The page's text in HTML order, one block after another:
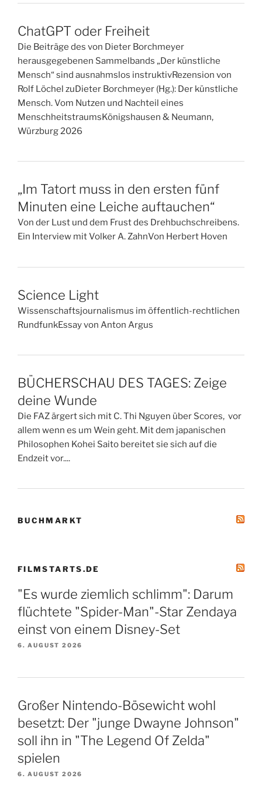
ChatGPT oder Freiheit
Die Beiträge des von Dieter Borchmeyer
herausgegebenen Sammelbands „Der künstliche
Mensch“ sind ausnahmslos instruktivRezension von
Rolf Löchel zuDieter Borchmeyer (Hg.): Der künstliche
Mensch. Vom Nutzen und Nachteil eines
MenschheitstraumsKönigshausen & Neumann,
Würzburg 2026
„Im Tatort muss in den ersten fünf
Minuten eine Leiche auftauchen“
Von der Lust und dem Frust des Drehbuchschreibens.
Ein Interview mit Volker A. ZahnVon Herbert Hoven
Science Light
Wissenschaftsjournalismus im öffentlich-rechtlichen
RundfunkEssay von Anton Argus
BÜCHERSCHAU DES TAGES: Zeige
deine Wunde
Die FAZ ärgert sich mit C. Thi Nguyen über Scores, vor
allem wenn es um Wein geht. Mit dem japanischen
Philosophen Kohei Saito bereitet sie sich auf die
Endzeit vor....
BUCHMARKT
FILMSTARTS.DE
"Es wurde ziemlich schlimm": Darum
flüchtete "Spider-Man"-Star Zendaya
einst von einem Disney-Set
6. AUGUST 2026
Großer Nintendo-Bösewicht wohl
besetzt: Der "junge Dwayne Johnson"
soll ihn in "The Legend Of Zelda"
spielen
6. AUGUST 2026